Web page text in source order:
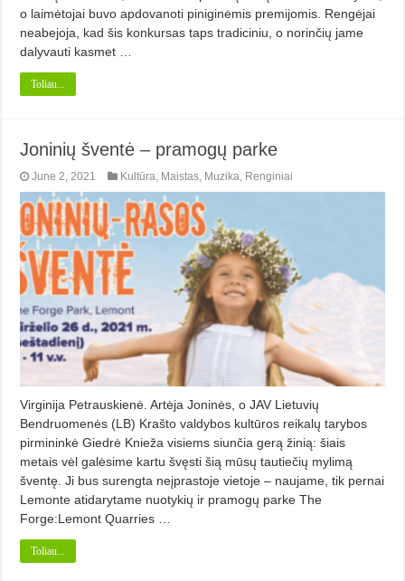
o laimėtojai buvo apdovanoti piniginėmis premijomis. Rengėjai
neabejoja, kad šis konkursas taps tradiciniu, o norinčių jame
dalyvauti kasmet …
Toliau...
Joninių šventė – pramogų parke
June 2, 2021 Kultūra, Maistas, Muzika, Renginiai
Virginija Petrauskienė. Artėja Joninės, o JAV Lietuvių
Bendruomenės (LB) Krašto valdybos kultū­ros reikalų tarybos
pirmininkė Giedrė Knieža visiems siunčia gerą žinią: šiais
metais vėl galėsime kartu švęsti šią mū­sų tautiečių mylimą
šventę. Ji bus surengta neįprastoje vietoje – naujame, tik pernai
Lemonte atidarytame nuotykių ir pramogų parke The
Forge:Lemont Quarries …
Toliau...